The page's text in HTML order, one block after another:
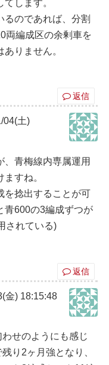
します。
るのであれば、分割
両編成区の余剰車を
りません。
返信
04(土)
、青梅線内専属運用
すね。
を捻出することが可
青600の3編成ずつが
されている)
返信
金) 18:15:48
せのようにも感じ
り2ヶ月強となり、